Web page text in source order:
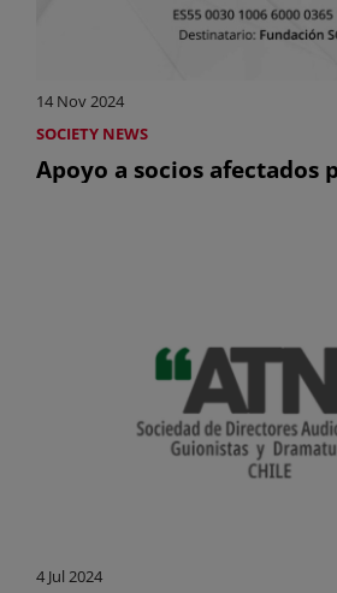
14 Nov 2024
SOCIETY NEWS
Apoyo a socios afectados
4 Jul 2024